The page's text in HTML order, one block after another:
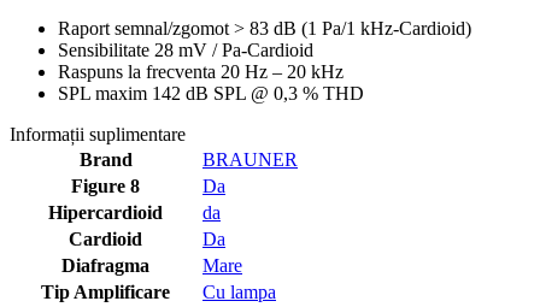
Raport semnal/zgomot > 83 dB (1 Pa/1 kHz-Cardioid)
Sensibilitate 28 mV / Pa-Cardioid
Raspuns la frecventa 20 Hz – 20 kHz
SPL maxim 142 dB SPL @ 0,3 % THD
Informații suplimentare
Brand
BRAUNER
Figure 8
Da
Hipercardioid
da
Cardioid
Da
Diafragma
Mare
Tip Amplificare
Cu lampa